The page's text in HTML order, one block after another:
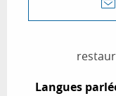
Langues
Langues